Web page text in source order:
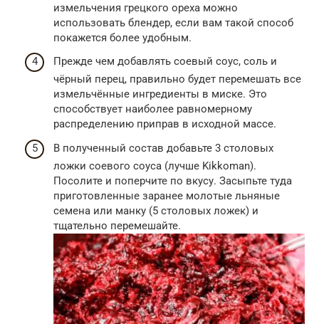
измельчения грецкого ореха можно
использовать блендер, если вам такой способ
покажется более удобным.
Прежде чем добавлять соевый соус, соль и
чёрный перец, правильно будет перемешать все
измельчённые ингредиенты в миске. Это
способствует наиболее равномерному
распределению приправ в исходной массе.
В полученный состав добавьте 3 столовых
ложки соевого соуса (лучше Kikkoman).
Посолите и поперчите по вкусу. Засыпьте туда
приготовленные заранее молотые льняные
семена или манку (5 столовых ложек) и
тщательно перемешайте.